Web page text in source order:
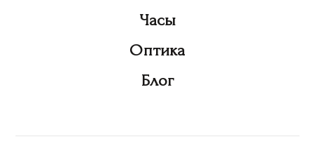
Часы
Оптика
Блог